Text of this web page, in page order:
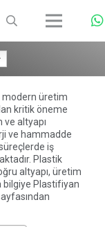
modern üretim
kritik öneme
altyapı
ve hammadde
iş
Plastik
altyapı, üretim
bilgiye Plastifiyan